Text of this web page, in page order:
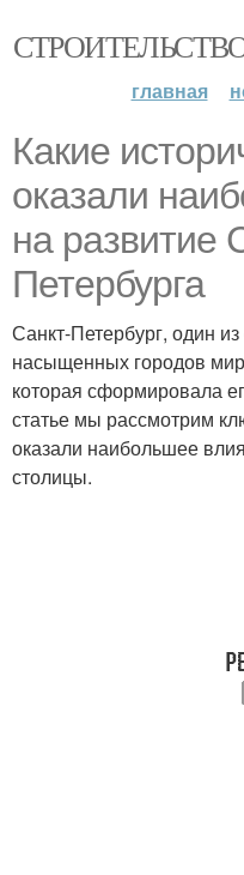
главная
Какие
оказали
на развитие
Петербурга
Санкт-Петербург, один
насыщенных городов
которая сформировала
статье мы рассмотрим
оказали наибольшее
столицы.